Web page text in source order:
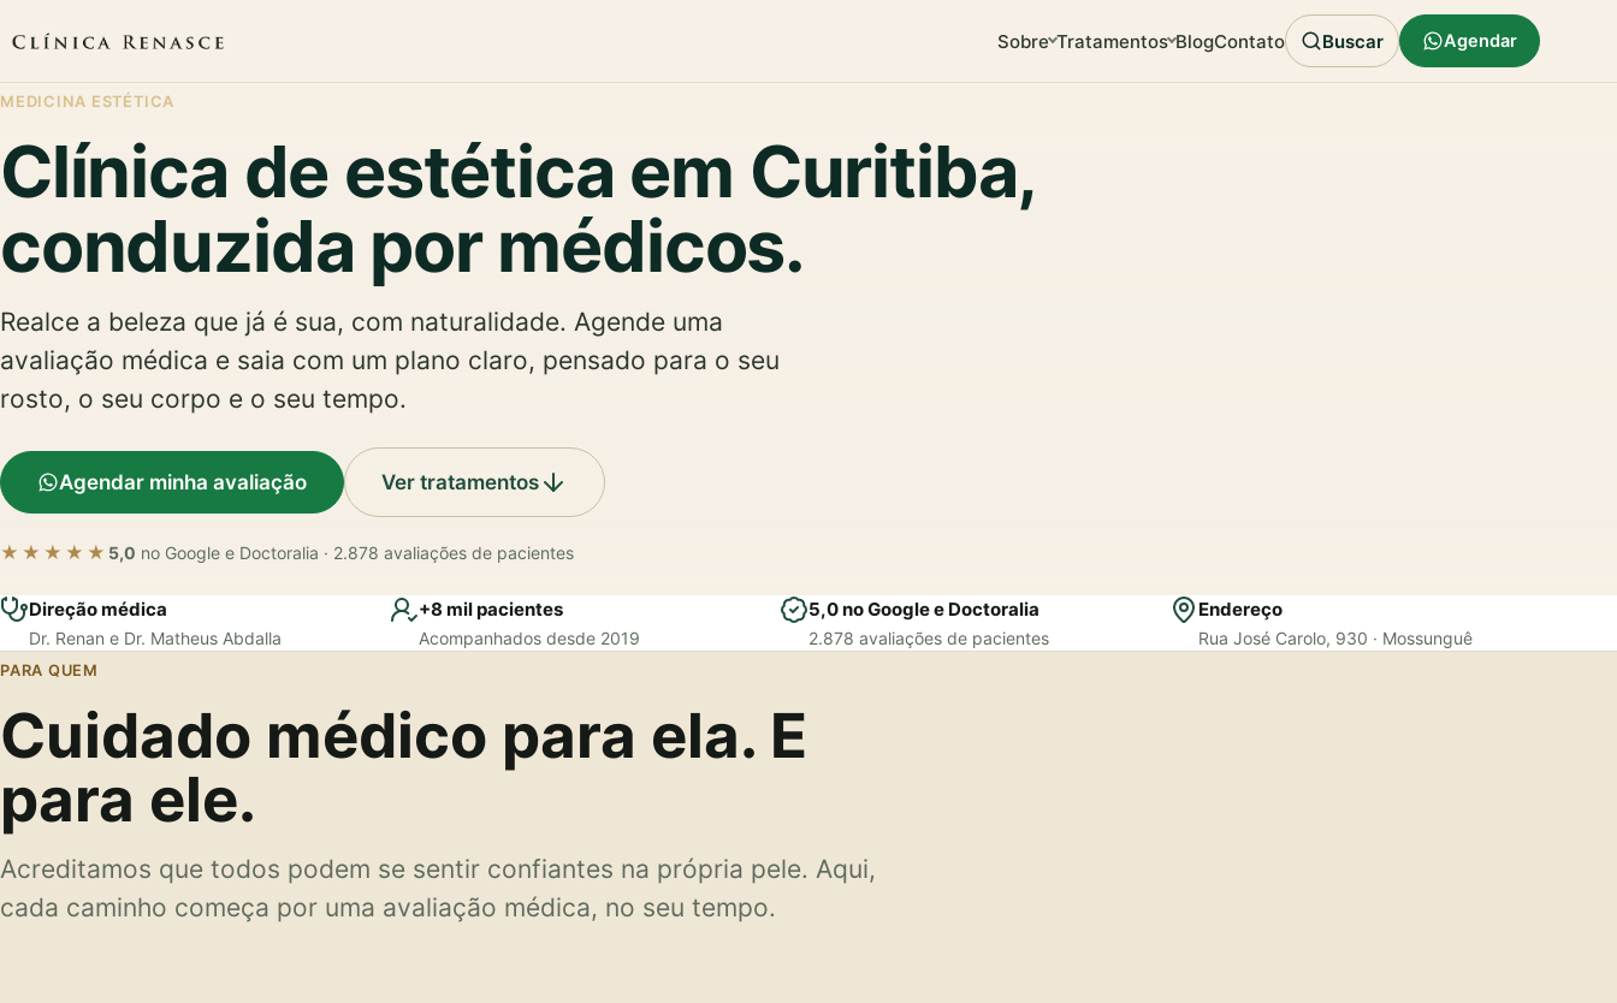
Sobre Tratamentos BlogContato Buscar Agendar
MEDICINA ESTÉTICA
Clínica de estética em Curitiba,
conduzida por médicos.
Realce a beleza que já é sua, com naturalidade. Agende uma
avaliação médica e saia com um plano claro, pensado para o seu
rosto, o seu corpo e o seu tempo.
Agendar minha avaliação Ver tratamentos
★★★★★ 5,0 no Google e Doctoralia · 2.878 avaliações de pacientes
Direção médica
Dr. Renan e Dr. Matheus Abdalla
+8 mil pacientes
Acompanhados desde 2019
5,0 no Google e Doctoralia
2.878 avaliações de pacientes
Endereço
Rua José Carolo, 930 · Mossunguê
PARA QUEM
Cuidado médico para ela. E
para ele.
Acreditamos que todos podem se sentir confiantes na própria pele. Aqui,
cada caminho começa por uma avaliação médica, no seu tempo.